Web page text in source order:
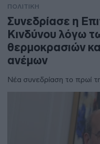
ΠΟΛΙΤΙΚΗ
Συνεδρίασε η
Κινδύνου λόγω
θερμοκρασιών
ανέμων
Νέα συνεδρίαση το πρωί